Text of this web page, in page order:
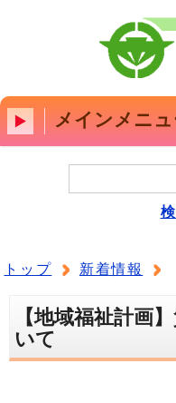
メインメニ
トップ 新着情報
【地域福祉計画
いて